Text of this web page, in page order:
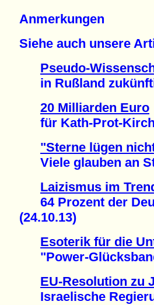
Anmerkungen
Siehe auch unsere
Pseudo-
in Rußland
20 Milliarden Euro
für Kath-Prot-
"Sterne lügen
Viele glauben an
Laizismus im
64 Prozent der
(24.10.13)
Esoterik für die
"Power-
EU-Resolution zu
Israelische